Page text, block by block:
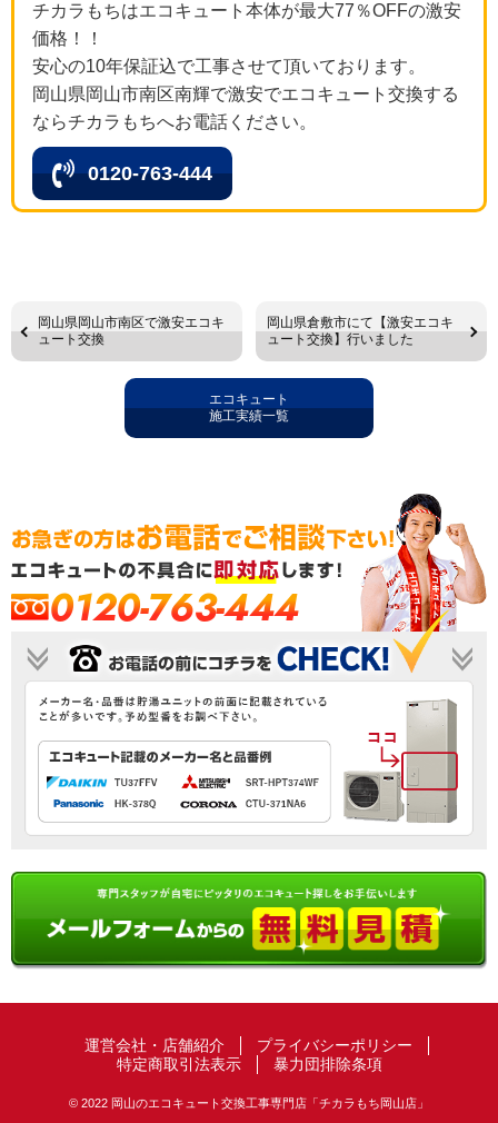
チカラもちはエコキュート本体が最大77％OFFの激安
価格！！
安心の10年保証込で工事させて頂いております。
岡山県岡山市南区南輝で激安でエコキュート交換する
ならチカラもちへお電話ください。
0120-763-444
岡山県岡山市南区で激安エコキ
ュート交換
岡山県倉敷市にて【激安エコキ
ュート交換】行いました
エコキュート
施工実績一覧
0120-763-444
運営会社・店舗紹介
プライバシーポリシー
特定商取引法表示
暴力団排除条項
© 2022 岡山のエコキュート交換工事専門店「チカラもち岡山店」